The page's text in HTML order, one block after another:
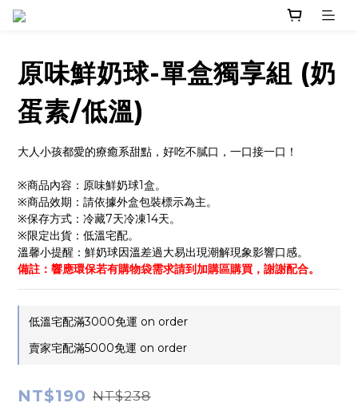
原味鮮奶球-單盒獨享組 (奶
蛋素/低溫)
大人小孩都愛的療癒系甜點，好吃不膩口，一口接一口！
※商品內容：原味鮮奶球1盒。
※商品效期：請依據外盒包裝標示為主。
※保存方式：冷藏7天冷凍14天。
※限定出貨：低溫宅配。
溫馨小提醒：鮮奶球因溫差過大易出現潮解現象影響口感。
備註：響應環保若有購物袋需求請到加購區購買，謝謝配合。
低溫宅配滿3000免運 on order
賣家宅配滿5000免運 on order
NT$190 NT$238